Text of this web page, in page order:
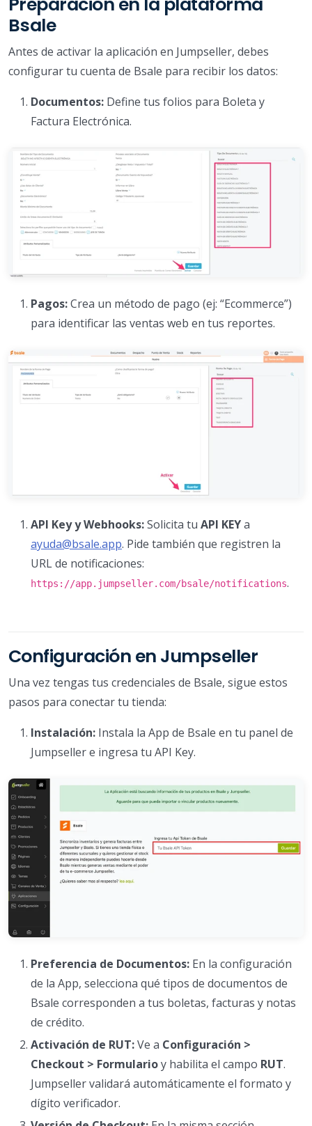
Bsale
Antes de activar la aplicación en Jumpseller, debes
configurar tu cuenta de Bsale para recibir los datos:
Documentos: Define tus folios para Boleta y
Factura Electrónica.
Pagos:Crea un método de pago (ej: “Ecommerce”)
para identificar las ventas web en tus reportes.
API Key y Webhooks:Solicita tu API KEYa
ayuda@bsale.app. Pide también que registren la
URL de notificaciones:
https://app.jumpseller.com/bsale/notifications.
Configuración en Jumpseller
Una vez tengas tus credenciales de Bsale, sigue estos
pasos para conectar tu tienda:
Instalación: Instala la App de Bsale en tu panel de
Jumpseller e ingresa tu API Key.
Preferencia de Documentos: En la configuración
de la App, selecciona qué tipos de documentos de
Bsale corresponden a tus boletas, facturas y notas
de crédito.
Activación de RUT:Ve a Configuración >
Checkout > Formularioy habilita el campo RUT.
Jumpseller validará automáticamente el formato y
dígito verificador.